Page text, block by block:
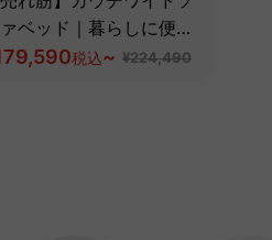
ベッド｜暮らしに便利
えるカバー＆伸長式ソ
税込~ ¥224,490